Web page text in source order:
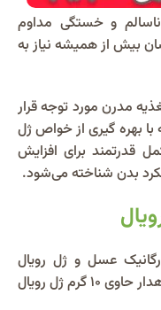
و خستگی مداوم
بیش از همیشه نیاز به
مدرن مورد توجه قرار
بهره‌ گیری از خواص ژل
قدرتمند برای افزایش
بدن شناخته می‌شود.
عسل و ژل رویال
بدست می آید. 350 گرم عسل ممتاز کوهدار حاوی 10 گرم ژل رویال